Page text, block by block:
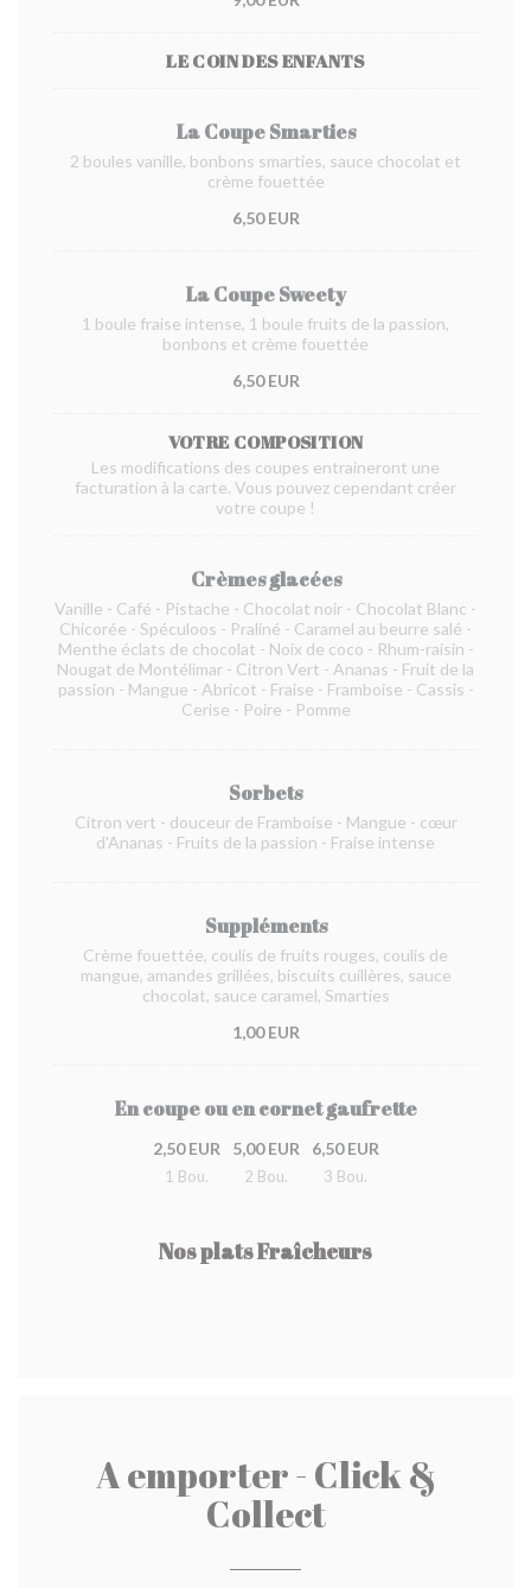
LE COIN DES ENFANTS
La Coupe Smarties
2 boules vanille, bonbons smarties, sauce chocolat et
crème fouettée
6,50 EUR
La Coupe Sweety
1 boule fraise intense, 1 boule fruits de la passion,
bonbons et crème fouettée
6,50 EUR
VOTRE COMPOSITION
Les modifications des coupes entraineront une
facturation à la carte. Vous pouvez cependant créer
votre coupe !
Crèmes glacées
Vanille - Café - Pistache - Chocolat noir - Chocolat Blanc -
Chicorée - Spéculoos - Praliné - Caramel au beurre salé -
Menthe éclats de chocolat - Noix de coco - Rhum-raisin -
Nougat de Montélimar - Citron Vert - Ananas - Fruit de la
passion - Mangue - Abricot - Fraise - Framboise - Cassis -
Cerise - Poire - Pomme
Sorbets
Citron vert - douceur de Framboise - Mangue - cœur
d'Ananas - Fruits de la passion - Fraise intense
Suppléments
Crème fouettée, coulis de fruits rouges, coulis de
mangue, amandes grillées, biscuits cuillères, sauce
chocolat, sauce caramel, Smarties
1,00 EUR
En coupe ou en cornet gaufrette
2,50 EUR
1 Bou.
5,00 EUR
2 Bou.
6,50 EUR
3 Bou.
Nos plats Fraîcheurs
A emporter - Click &
Collect